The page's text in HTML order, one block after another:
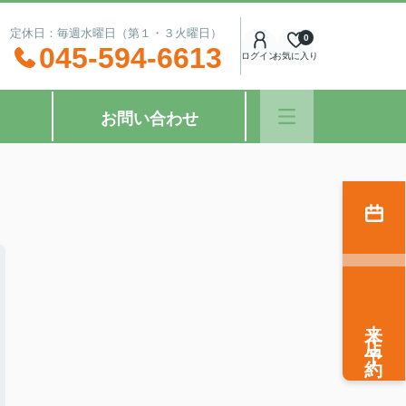
休日：毎週水曜日（第１・３火曜日）
045-594-6613 ログインお気に入り
0
お問い合わせ
来店予約